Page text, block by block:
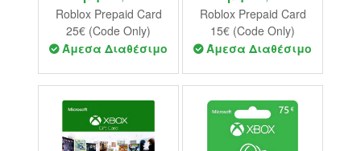
Roblox Prepaid Card
25€ (Code Only)
Άμεσα Διαθέσιμο
Roblox Prepaid Card
15€ (Code Only)
Άμεσα Διαθέσιμο